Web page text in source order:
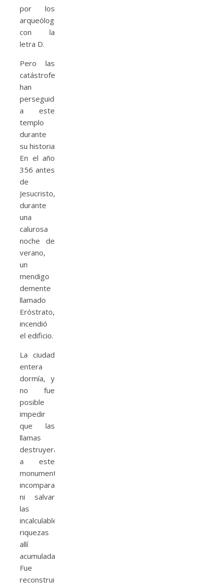
por los
arqueólogos
con la
letra D.
Pero las
catástrofes
han
perseguido
a este
templo
durante
su historia
En el año
356 antes
de
Jesucristo,
durante
una
calurosa
noche de
verano,
un
mendigo
demente
llamado
Eróstrato,
incendió
el edificio.
La ciudad
entera
dormía, y
no fue
posible
impedir
que las
llamas
destruyeran
a este
monumento
incomparable,
ni salvar
las
incalculables
riquezas
allí
acumuladas.
Fue
reconstruido